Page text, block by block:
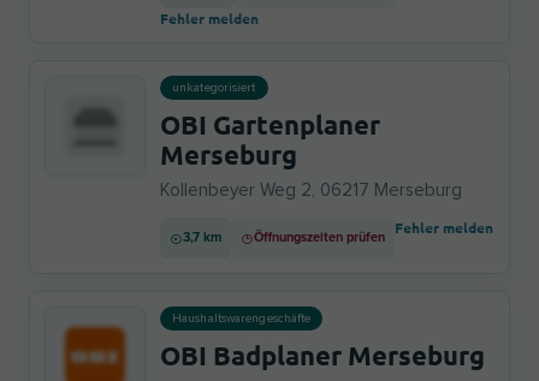
Fehler melden
unkategorisiert
OBI Gartenplaner
Merseburg
Kollenbeyer Weg 2, 06217 Merseburg
3,7 km Öffnungszeiten prüfen
Fehler melden
Haushaltswarengeschäfte
OBI Badplaner Merseburg